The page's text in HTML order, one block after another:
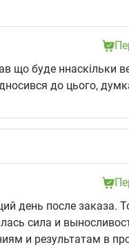
що буде ннаскільки
до цього,
день после заказа.
сила и
и результатам в